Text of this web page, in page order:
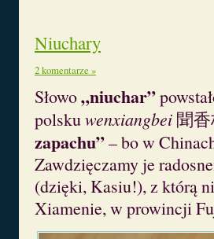
Niuchary
2 komentarze »
Słowo„niuchar”
polskuwenxiangbei 聞
zapachu”– bo w
Zawdzięczamy je
(dzięki, Kasiu!), z którą
Xiamenie, w prowincji